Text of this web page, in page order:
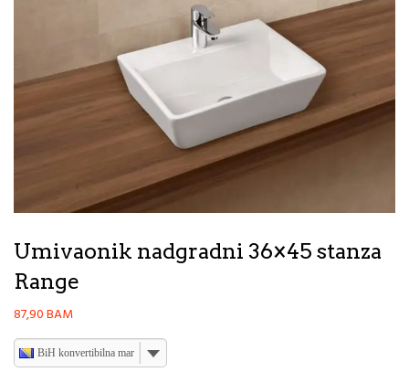
Umivaonik nadgradni 36×45 stanza
Range
87,90BAM
BiH konvertibilna marka